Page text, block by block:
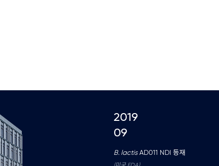
2019
09
B. lactisAD011 NDI 등재